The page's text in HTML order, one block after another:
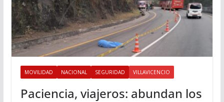
MOVILIDAD NACIONAL SEGURIDAD VILLAVICENCIO
Paciencia, viajeros: abundan los